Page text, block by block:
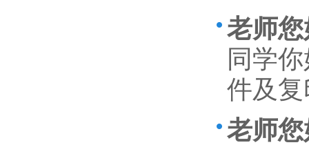
老师
同学
件及
老师